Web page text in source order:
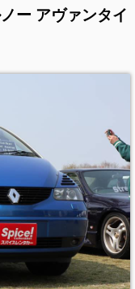
ー アヴァンタイ